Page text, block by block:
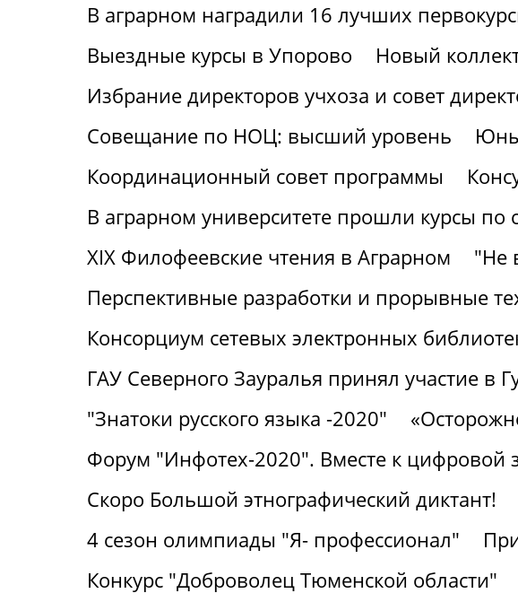
В аграрном наградили 16 лучших
Выездные курсы в Упорово
Новый
Избрание директоров учхоза и совет
Совещание по НОЦ: высший уровень
Координационный совет программы
В аграрном университете прошли курсы по
XIX Филофеевские чтения в Аграрном
"Не
Перспективные разработки и прорывные
Консорциум сетевых электронных
ГАУ Северного Зауралья принял участие в
"Знатоки русского языка -2020"
Форум "Инфотех-2020". Вместе к цифровой
Скоро Большой этнографический диктант!
4 сезон олимпиады "Я- профессионал"
Конкурс "Доброволец Тюменской области"